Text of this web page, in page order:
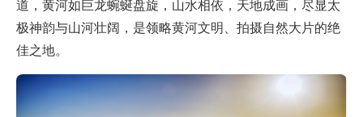
道，黄河如巨龙蜿蜒盘旋，山水相依，天地成画，尽显太
极神韵与山河壮阔，是领略黄河文明、拍摄自然大片的绝
佳之地。